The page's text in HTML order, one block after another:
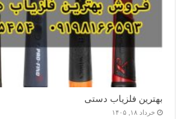
بهترین فلزیاب دستی
خرداد ۱۸, ۱۴۰۵